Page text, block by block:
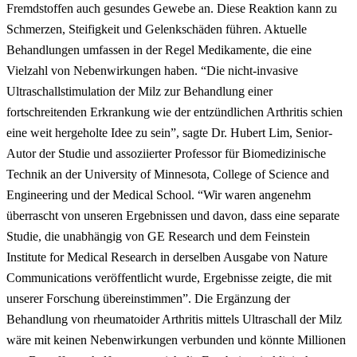
Fremdstoffen auch gesundes Gewebe an. Diese Reaktion kann zu
Schmerzen, Steifigkeit und Gelenkschäden führen. Aktuelle
Behandlungen umfassen in der Regel Medikamente, die eine
Vielzahl von Nebenwirkungen haben. “Die nicht-invasive
Ultraschallstimulation der Milz zur Behandlung einer
fortschreitenden Erkrankung wie der entzündlichen Arthritis schien
eine weit hergeholte Idee zu sein”, sagte Dr. Hubert Lim, Senior-
Autor der Studie und assoziierter Professor für Biomedizinische
Technik an der University of Minnesota, College of Science and
Engineering und der Medical School. “Wir waren angenehm
überrascht von unseren Ergebnissen und davon, dass eine separate
Studie, die unabhängig von GE Research und dem Feinstein
Institute for Medical Research in derselben Ausgabe von Nature
Communications veröffentlicht wurde, Ergebnisse zeigte, die mit
unserer Forschung übereinstimmen”. Die Ergänzung der
Behandlung von rheumatoider Arthritis mittels Ultraschall der Milz
wäre mit keinen Nebenwirkungen verbunden und könnte Millionen